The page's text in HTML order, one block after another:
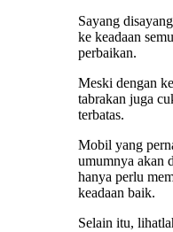
Sayang
ke keadaan
perbaikan.
Meski dengan
tabrakan juga
terbatas.
Mobil yang
umumnya akan
hanya perlu
keadaan baik.
Selain itu,